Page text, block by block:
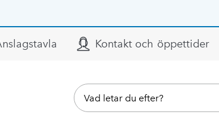
Kontakt och öppettider